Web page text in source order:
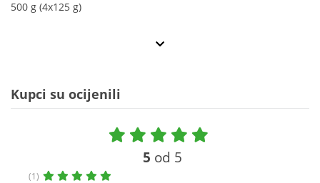
500 g (4x125 g)
Kupci su ocijenili
5 od 5
(1)